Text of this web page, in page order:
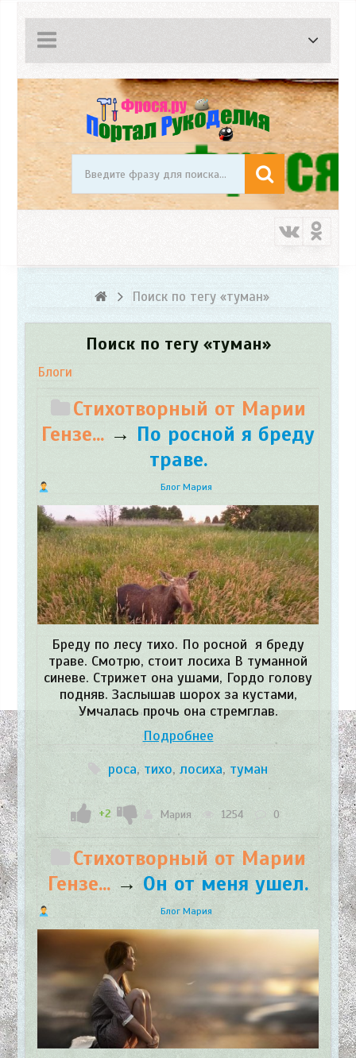
Поиск по тегу «туман»
Поиск по тегу «туман»
Блоги
Стихотворный от Марии
Гензе... → По росной я бреду
траве.
Блог Мария
Бреду по лесу тихо. По росной я бреду
траве. Смотрю, стоит лосиха В туманной
синеве. Стрижет она ушами, Гордо голову
подняв. Заслышав шорох за кустами,
Умчалась прочь она стремглав.
Подробнее
роса, тихо, лосиха, туман
+2 Мария 1254 0
Стихотворный от Марии
Гензе... → Он от меня ушел.
Блог Мария